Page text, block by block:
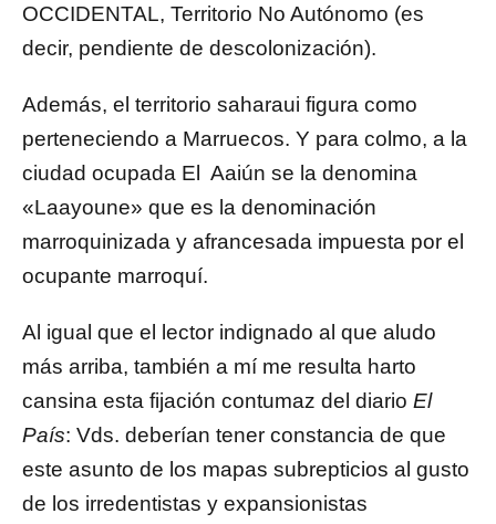
OCCIDENTAL, Territorio No Autónomo (es
decir, pendiente de descolonización).
Además, el territorio saharaui figura como
perteneciendo a Marruecos. Y para colmo, a la
ciudad ocupada El Aaiún se la denomina
«Laayoune» que es la denominación
marroquinizada y afrancesada impuesta por el
ocupante marroquí.
Al igual que el lector indignado al que aludo
más arriba, también a mí me resulta harto
cansina esta fijación contumaz del diario El
País: Vds. deberían tener constancia de que
este asunto de los mapas subrepticios al gusto
de los irredentistas y expansionistas